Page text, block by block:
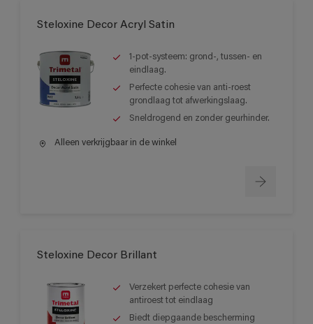
Steloxine Decor Acryl Satin
1-pot-systeem: grond-, tussen- en
eindlaag.
Perfecte cohesie van anti-roest
grondlaag tot afwerkingslaag.
Sneldrogend en zonder geurhinder.
Alleen verkrijgbaar in de winkel
Steloxine Decor Brillant
Verzekert perfecte cohesie van
antiroest tot eindlaag
Biedt diepgaande bescherming